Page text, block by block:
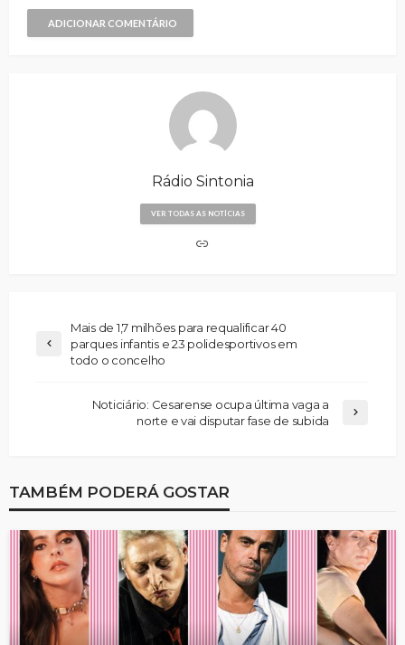
ADICIONAR COMENTÁRIO
Rádio Sintonia
VER TODAS AS NOTÍCIAS
Mais de 1,7 milhões para requalificar 40
parques infantis e 23 polidesportivos em
todo o concelho
Noticiário: Cesarense ocupa última vaga a
norte e vai disputar fase de subida
TAMBÉM PODERÁ GOSTAR